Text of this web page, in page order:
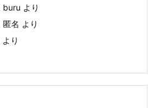
buru より
匿名 より
より